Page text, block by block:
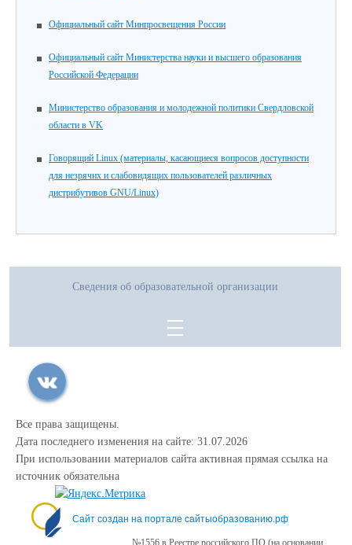
Официальный сайт Минпросвещения России
Официальный сайт Министерства науки и высшего образования
Российской Федерации
Министерство образования и молодежной политики Свердловской
области в VK
Говорящий Linux (материалы, касающиеся вопросов доступности
для незрячих и слабовидящих пользователей различных
дистрибутивов GNU/Linux)
Сведения об образовательной организации
Все права защищены.
Дата последнего изменения на сайте: 31.07.2026
При использовании материалов сайта активная прямая ссылка на
источник обязательна
Сайт создан на портале сайтыобразованию.рф
№1556 в Реестре российского ПО (на основании